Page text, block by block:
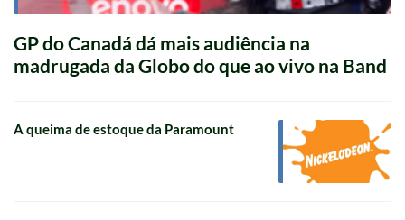
GP do Canadá dá mais audiência na
madrugada da Globo do que ao vivo na Band
A queima de estoque da Paramount